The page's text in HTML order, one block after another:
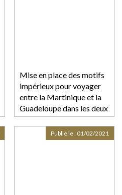
Mise en place des motifs
impérieux pour voyager
entre la Martinique et la
Guadeloupe dans les deux
sens, dès le 16 février
Publié le : 01/02/2021